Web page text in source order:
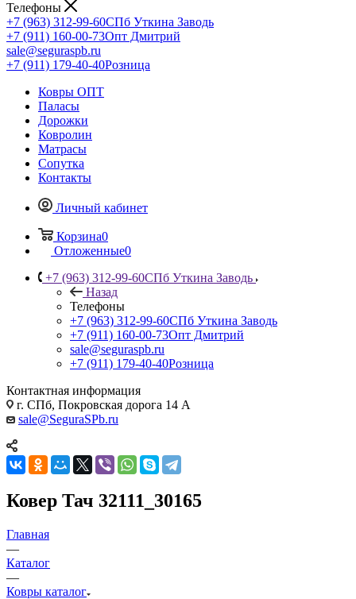
Телефоны
+7 (963) 312-99-60СПб Уткина Заводь
+7 (911) 160-00-73Опт Дмитрий
sale@seguraspb.ru
+7 (911) 179-40-40Розница
Ковры ОПТ
Паласы
Дорожки
Ковролин
Матрасы
Сопутка
Контакты
Личный кабинет
Корзина0
Отложенные0
+7 (963) 312-99-60СПб Уткина Заводь
Назад
Телефоны
+7 (963) 312-99-60СПб Уткина Заводь
+7 (911) 160-00-73Опт Дмитрий
sale@seguraspb.ru
+7 (911) 179-40-40Розница
Контактная информация
г. СПб, Покровская дорога 14 А
sale@SeguraSPb.ru
Ковер Тач 32111_30165
Главная
—
Каталог
—
Ковры каталог